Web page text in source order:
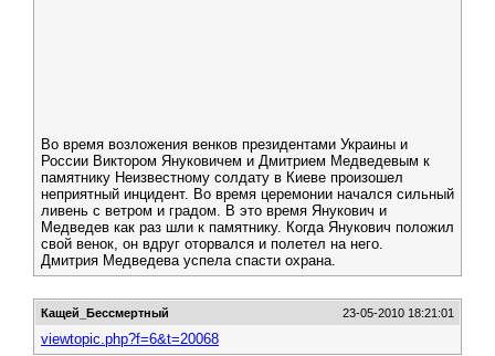
Во время возложения венков президентами Украины и
России Виктором Януковичем и Дмитрием Медведевым к
памятнику Неизвестному солдату в Киеве произошел
неприятный инцидент. Во время церемонии начался сильный
ливень с ветром и градом. В это время Янукович и
Медведев как раз шли к памятнику. Когда Янукович положил
свой венок, он вдруг оторвался и полетел на него.
Дмитрия Медведева успела спасти охрана.
Кащей_Бессмертный 23-05-2010 18:21:01
viewtopic.php?f=6&t=20068